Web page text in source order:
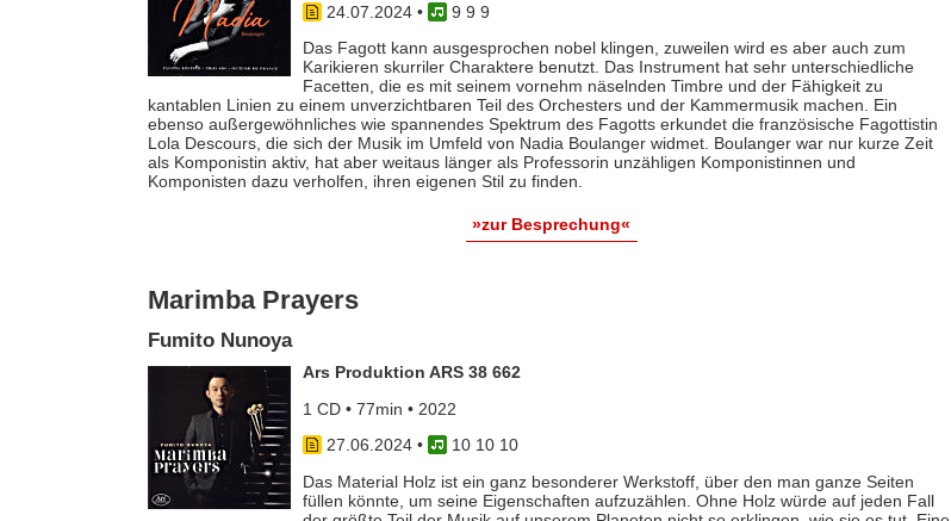
24.07.2024•
9 9 9
Das Fagott kann ausgesprochen nobel klingen, zuweilen wird es aber auch zum
Karikieren skurriler Charaktere benutzt. Das Instrument hat sehr unterschiedliche
Facetten, die es mit seinem vornehm näselnden Timbre und der Fähigkeit zu
kantablen Linien zu einem unverzichtbaren Teil des Orchesters und der Kammermusik machen. Ein
ebenso außergewöhnliches wie spannendes Spektrum des Fagotts erkundet die französische Fagottistin
Lola Descours, die sich der Musik im Umfeld von Nadia Boulanger widmet. Boulanger war nur kurze Zeit
als Komponistin aktiv, hat aber weitaus länger als Professorin unzähligen Komponistinnen und
Komponisten dazu verholfen, ihren eigenen Stil zu finden.
»zur Besprechung«
Marimba Prayers
Fumito Nunoya
Ars Produktion ARS 38 662
1 CD • 77min • 2022
27.06.2024•
10 10 10
Das Material Holz ist ein ganz besonderer Werkstoff, über den man ganze Seiten
füllen könnte, um seine Eigenschaften aufzuzählen. Ohne Holz würde auf jeden Fall